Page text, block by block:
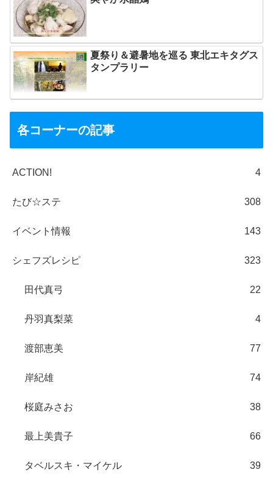
夏祭り＆避暑地を巡る 東北エキタグス
タンプラリー
各コーナーの記事
ACTION! 4
たび☆ステ 308
イベント情報 143
シェフズレシピ 323
田代真弓 22
丹羽真梨菜 4
渡部恵美 77
岸紀雄 74
桜庭みさお 38
最上美貴子 66
タベルスキ・マイケル 39